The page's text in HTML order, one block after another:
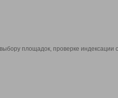
площадок, проверке индексации